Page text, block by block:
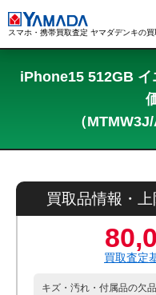
スマホ・携帯買取査定 ヤマダデンキの
iPhone15 512GB イ
（
買取品情報・
買取査定
キズ・汚れ・付属品の欠